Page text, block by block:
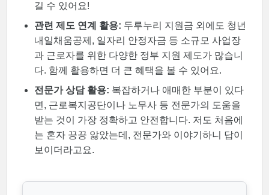
길 수 있어요!
관련 제도 연계 활용: 두루누리 지원금 외에도 청년
내일채움공제, 일자리 안정자금 등 소규모 사업장
과 근로자를 위한 다양한 정부 지원 제도가 많습니
다. 함께 활용하면 더 큰 혜택을 볼 수 있어요.
전문가 상담 활용: 복잡하거나 애매한 부분이 있다
면, 근로복지공단이나 노무사 등 전문가의 도움을
받는 것이 가장 정확하고 안전합니다. 저도 처음에
는 혼자 끙끙 앓았는데, 전문가와 이야기하니 답이
보이더라고요.